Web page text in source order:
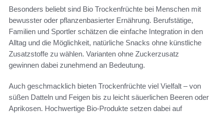
Besonders beliebt sind Bio Trockenfrüchte bei Menschen mit
bewusster oder pflanzenbasierter Ernährung. Berufstätige,
Familien und Sportler schätzen die einfache Integration in den
Alltag und die Möglichkeit, natürliche Snacks ohne künstliche
Zusatzstoffe zu wählen. Varianten ohne Zuckerzusatz
gewinnen dabei zunehmend an Bedeutung.
Auch geschmacklich bieten Trockenfrüchte viel Vielfalt – von
süßen Datteln und Feigen bis zu leicht säuerlichen Beeren oder
Aprikosen. Hochwertige Bio-Produkte setzen dabei auf